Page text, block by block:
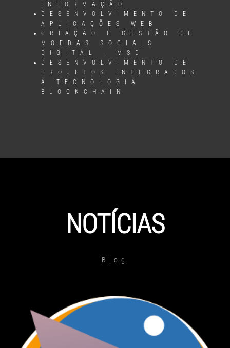
INFORMAÇÃO
DESENVOLVIMENTO DE
APLICAÇÕES WEB
CRIAÇÃO E GESTÃO DE
MOEDAS SOCIAIS
DIGITAL - MSD
DESENVOLVIMENTO DE
PROJETOS INTEGRADOS
A TECNOLOGIA
BLOCKCHAIN
NOTÍCIAS
Blog